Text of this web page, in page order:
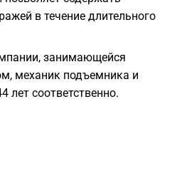
в течение длительного
занимающейся
механик подъемника и
лет соответственно.